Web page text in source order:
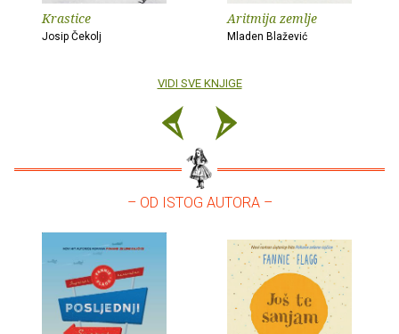
Krastice
Josip Čekolj
Aritmija zemlje
Mladen Blažević
VIDI SVE KNJIGE
– OD ISTOG AUTORA –